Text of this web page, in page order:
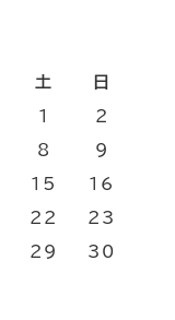
土 日
1 2
8 9
15 16
22 23
29 30